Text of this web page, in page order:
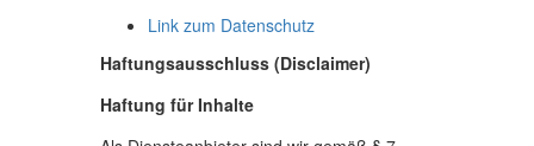
Link zum Datenschutz
Haftungsausschluss (Disclaimer)
Haftung für Inhalte